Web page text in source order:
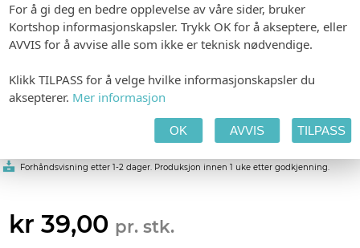
Trykk:Lik trykk på to sider av boksen
Mål:6,2 x 6,2 x 6,2 cm
Våre designere gjør hver ordre unik, og vi har dermed ingen
sendes i løpet av 2-3 virkedager etter fullført ordre
Forhåndsvisning etter 1-2 dager. Produksjon innen 1 uke etter godkjenning.
kr 39,00 pr. stk.
For å gi deg en bedre opplevelse av våre sider, bruker
Kortshop informasjonskapsler. Trykk OK for å akseptere, eller
AVVIS for å avvise alle som ikke er teknisk nødvendige.
Klikk TILPASS for å velge hvilke informasjonskapsler du
aksepterer. Mer informasjon
OK AVVIS TILPASS